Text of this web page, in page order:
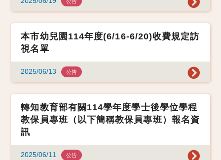
本市幼兒園114年度(6/16-6/20)收費規定訪
視名單
2025/06/13 公告
轉知教育部有關114學年度學士後學位學程
教保員專班（以下簡稱教保員專班）報名資
訊
2025/06/11 公告